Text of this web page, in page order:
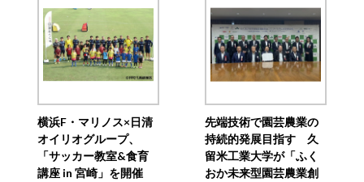
横浜F・マリノス×日清
オイリオグループ、
「サッカー教室&食育
講座 in 宮崎」を開催
先端技術で園芸農業の
持続的発展目指す 久
留米工業大学が「ふく
おか未来型園芸農業創